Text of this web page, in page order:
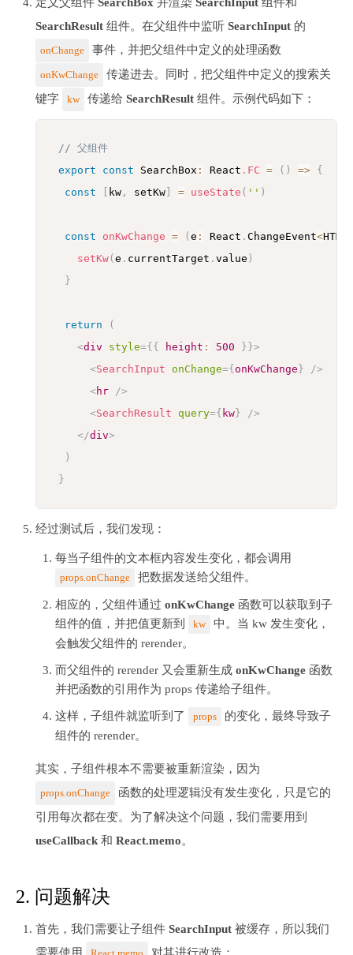
SearchResult 组件。在父组件中监听 SearchInput 的
onChange 事件，并把父组件中定义的处理函数
onKwChange
传递进去。同时，把父组件中定义的搜索关
键字
kw 传递给 SearchResult 组件。示例代码如下：
// 父组件
export
const SearchBox : React . FC = ( ) => {
const
kw , setKw = useState ( '' )
const onKwChange = ( e : React . ChangeEvent<
setKw( e . currentTarget . value )
}
return
(
<div style={ { height : 500 } }>
<SearchInput onChange={ onKwChange }
/>
<hr
/>
<SearchResult query={ kw }
/>
</div>
)
}
经过测试后，我们发现：
每当子组件的文本框内容发生变化，都会调用
props.onChange 把数据发送给父组件。
相应的，父组件通过 onKwChange 函数可以获取到子
组件的值，并把值更新到
kw
中。当 kw 发生变化，
会触发父组件的 rerender。
而父组件的 rerender 又会重新生成 onKwChange 函数
并把函数的引用作为 props 传递给子组件。
这样，子组件就监听到了 props
的变化，最终导致子
组件的 rerender。
其实，子组件根本不需要被重新渲染，因为
props.onChange
函数的处理逻辑没有发生变化，只是它的
引用每次都在变。为了解决这个问题，我们需要用到
useCallback 和 React.memo。
2. 问题解决
首先，我们需要让子组件 SearchInput 被缓存，所以我们